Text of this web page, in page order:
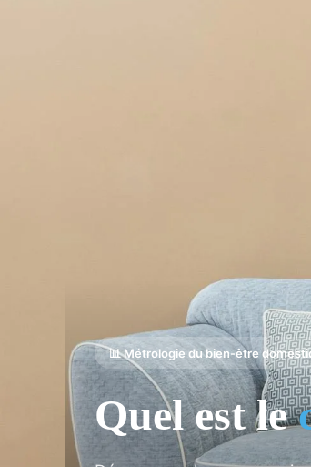
📊 Métrologie du bien-être
Quel est le